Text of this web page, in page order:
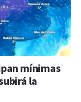
mínimas
la